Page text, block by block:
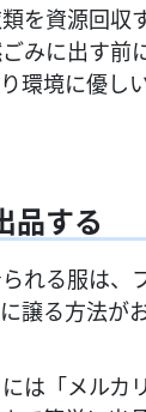
を資源回収
みに出す前
環境に優し
品する
れる服は、
譲る方法が
は「メルカ